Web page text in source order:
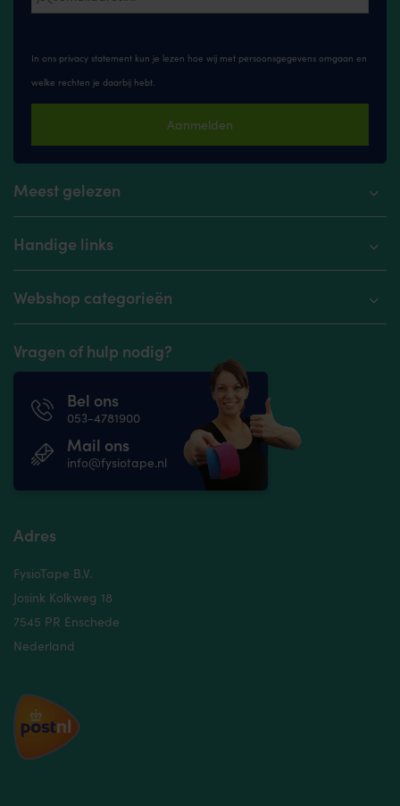
In ons privacy statement kun je lezen hoe wij met persoonsgegevens omgaan en
welke rechten je daarbij hebt.
Aanmelden
Meest gelezen
Handige links
Webshop categorieën
Vragen of hulp nodig?
Bel ons
053-4781900
Mail ons
info@fysiotape.nl
Adres
FysioTape B.V.
Josink Kolkweg 18
7545 PR Enschede
Nederland